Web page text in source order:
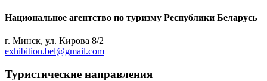
Национальное агентство по туризму Республики Беларусь
г. Минск, ул. Кирова 8/2
exhibition.bel@gmail.com
Туристическиe направления